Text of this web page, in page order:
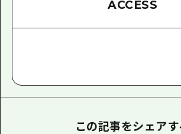
ACCESS
この記事をシェアす